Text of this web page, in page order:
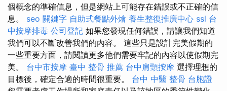
個概念的準確信息，但是網站上可能存在錯誤或不正確的信
息。 seo 關鍵字 自助式餐點外燴 養生整復推廣中心 ssl 台
中按摩排毒 公司登記 如果您發現任何錯誤，請讓我們知道
我們可以不斷改善我們的內容。 這些只是設計完美假期的
一些重要方面，請閱讀更多他們需要牢記的內容以使假期完
美。 台中市按摩 臺中 整骨 推薦 台中肩頸按摩 選擇理想的
目標後，確定合適的時間很重要。 台中 中醫 整骨 台胞證